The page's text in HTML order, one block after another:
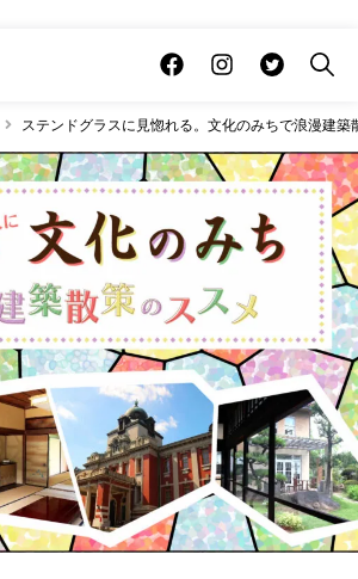
ステンドグラスに見惚れる。文化のみちで浪漫建築